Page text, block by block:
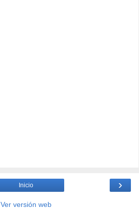
›
Inicio
Ver versión web